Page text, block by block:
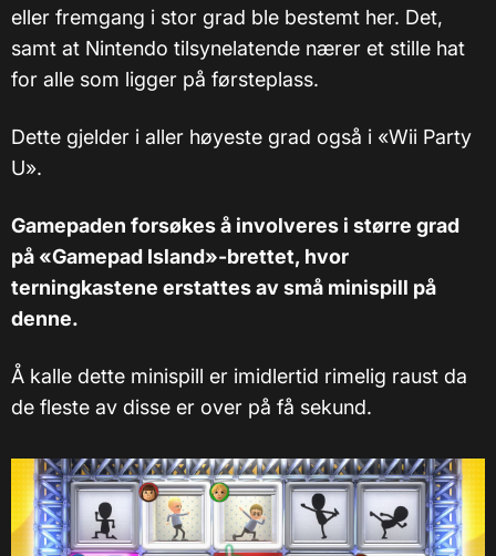
eller fremgang i stor grad ble bestemt her. Det,
samt at Nintendo tilsynelatende nærer et stille hat
for alle som ligger på førsteplass.
Dette gjelder i aller høyeste grad også i «Wii Party
U».
Gamepaden forsøkes å involveres i større grad
på «Gamepad Island»-brettet, hvor
terningkastene erstattes av små minispill på
denne.
Å kalle dette minispill er imidlertid rimelig raust da
de fleste av disse er over på få sekund.